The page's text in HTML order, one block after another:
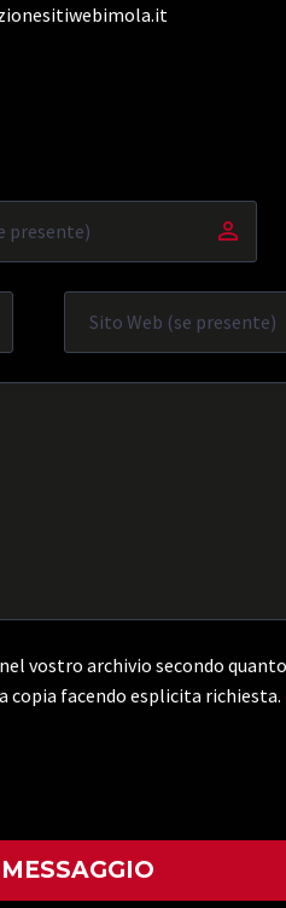
vostro archivio secondo
copia facendo esplicita richiesta.